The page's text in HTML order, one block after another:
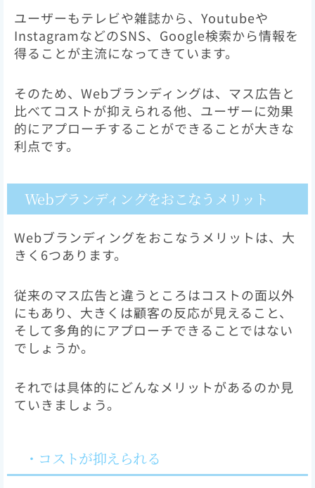
ユーザーもテレビや雑誌から、Youtubeや
InstagramなどのSNS、Google検索から情報を
得ることが主流になってきています。
そのため、Webブランディングは、マス広告と
比べてコストが抑えられる他、ユーザーに効果
的にアプローチすることができることが大きな
利点です。
Webブランディングをおこなうメリット
Webブランディングをおこなうメリットは、大
きく6つあります。
従来のマス広告と違うところはコストの面以外
にもあり、大きくは顧客の反応が見えること、
そして多角的にアプローチできることではない
でしょうか。
それでは具体的にどんなメリットがあるのか見
ていきましょう。
・コストが抑えられる